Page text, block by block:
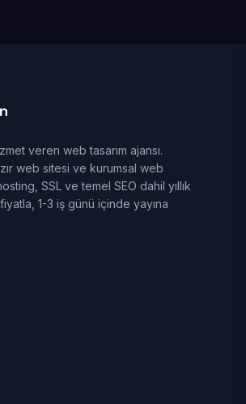
veren web tasarım ajansı.
web sitesi ve kurumsal web
SSL ve temel SEO dahil yıllık
1-3 iş günü içinde yayına